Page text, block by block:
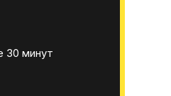
30 минут